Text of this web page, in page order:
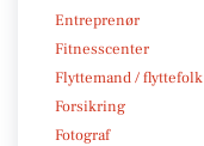
Entreprenør
Fitnesscenter
Flyttemand / flyttefolk
Forsikring
Fotograf